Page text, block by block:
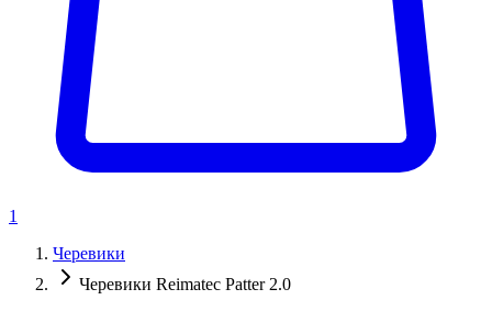
1
Черевики
Черевики Reimatec Patter 2.0